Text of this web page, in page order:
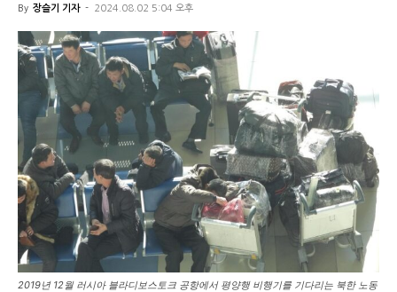
By 장슬기 기자 - 2024.08.02 5:04 오후
2019년 12월 러시아 블라디보스토크 공항에서 평양행 비행기를 기다리는 북한 노동